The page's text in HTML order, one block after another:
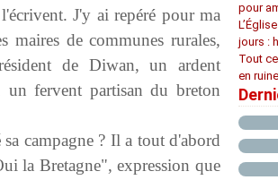
J'y ai repéré pour ma
maires de communes rurales,
de Diwan, un ardent
un fervent partisan du breton
sa campagne ? Il a tout d'abord
la Bretagne", expression que
pour
jours :
Tout
en